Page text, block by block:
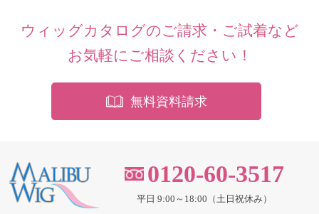
ウィッグカタログのご請求・ご試着など
お気軽にご相談ください！
無料資料請求
0120-60-3517
平日 9:00～18:00（土日祝休み）